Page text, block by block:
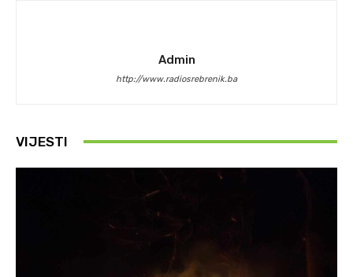
Admin
http://www.radiosrebrenik.ba
VIJESTI